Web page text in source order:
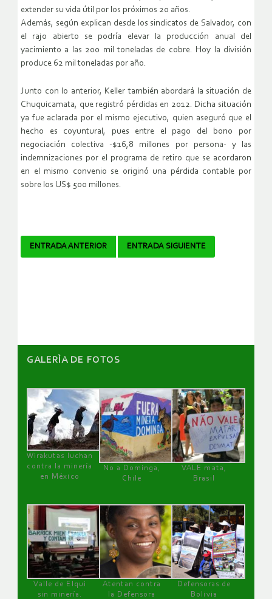
extender su vida útil por los próximos 20 años.
Además, según explican desde los sindicatos de Salvador, con
el rajo abierto se podría elevar la producción anual del
yacimiento a las 200 mil toneladas de cobre. Hoy la división
produce 62 mil toneladas por año.
Junto con lo anterior, Keller también abordará la situación de
Chuquicamata, que registró pérdidas en 2012. Dicha situación
ya fue aclarada por el mismo ejecutivo, quien aseguró que el
hecho es coyuntural, pues entre el pago del bono por
negociación colectiva -$16,8 millones por persona- y las
indemnizaciones por el programa de retiro que se acordaron
en el mismo convenio se originó una pérdida contable por
sobre los US$ 500 millones.
Navegador
ENTRADA ANTERIOR ENTRADA SIGUIENTE
GALERÌA DE FOTOS
Wirakutas luchan
contra la minería
en México
No a Dominga,
Chile
VALE mata,
Brasil
Valle de Elqui
sin minería.
Atentan contra
la Defensora
Defensoras de
Bolivia